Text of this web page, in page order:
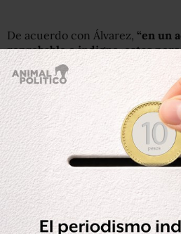
De acuerdo con Álvarez, “en un
reprobable e indigno, estas
cuatro celulares y cortaron
20 alumnos”.
Álvarez señaló que, de acuerdo
investigaciones de la Fiscalía
cuatro agresores descendieron
Jetta y Stratus, y una vez
estudiantes y profesores,